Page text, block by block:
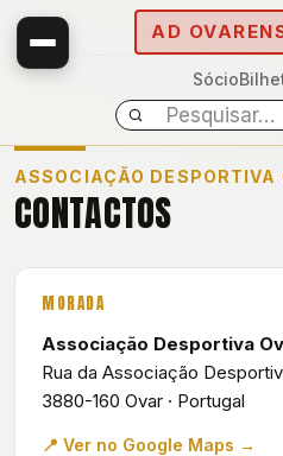
AD
Sócio
ASSOCIAÇÃO DESPORTIVA
CONTACTOS
MORADA
Associação Desportiva
Rua da Associação
3880-160 Ovar · Portugal
📍 Ver no Google Maps →